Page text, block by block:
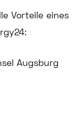
Vorteile eines